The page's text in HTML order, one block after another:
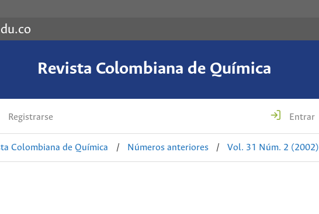
Revista Colombiana de Química
Registrarse Entrar
Colombiana de Química / Números anteriores / Vol. 31 Núm. 2 (2002)